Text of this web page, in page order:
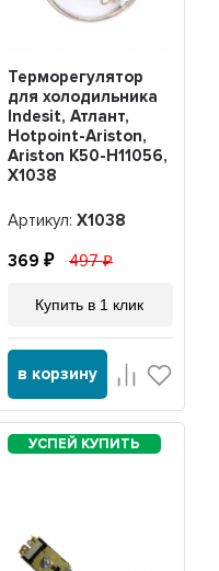
Терморегулятор
для холодильника
Indesit, Атлант,
Hotpoint-Ariston,
Ariston K50-H11056,
Х1038
Артикул: Х1038
369 497
Купить в 1 клик
в корзину